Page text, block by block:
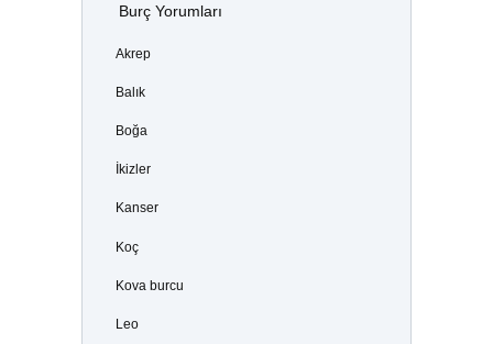
Burç Yorumları
Akrep
Balık
Boğa
İkizler
Kanser
Koç
Kova burcu
Leo